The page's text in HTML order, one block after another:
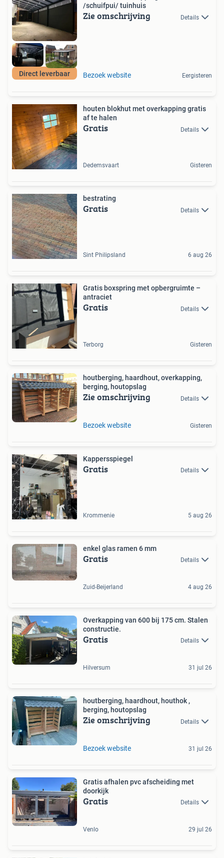
Direct leverbaar
/schuifpui/ tuinhuis
Zie omschrijving Details
Bezoek website Eergisteren
houten blokhut met overkapping gratis
af te halen
Gratis Details
Dedemsvaart Gisteren
bestrating
Gratis Details
Sint Philipsland 6 aug 26
Gratis boxspring met opbergruimte –
antraciet
Gratis Details
Terborg Gisteren
houtberging, haardhout, overkapping,
berging, houtopslag
Zie omschrijving Details
Bezoek website Gisteren
Kappersspiegel
Gratis Details
Krommenie 5 aug 26
enkel glas ramen 6 mm
Gratis Details
Zuid-Beijerland 4 aug 26
Overkapping van 600 bij 175 cm. Stalen
constructie.
Gratis Details
Hilversum 31 jul 26
houtberging, haardhout, houthok ,
berging, houtopslag
Zie omschrijving Details
Bezoek website 31 jul 26
Gratis afhalen pvc afscheiding met
doorkijk
Gratis Details
Venlo 29 jul 26